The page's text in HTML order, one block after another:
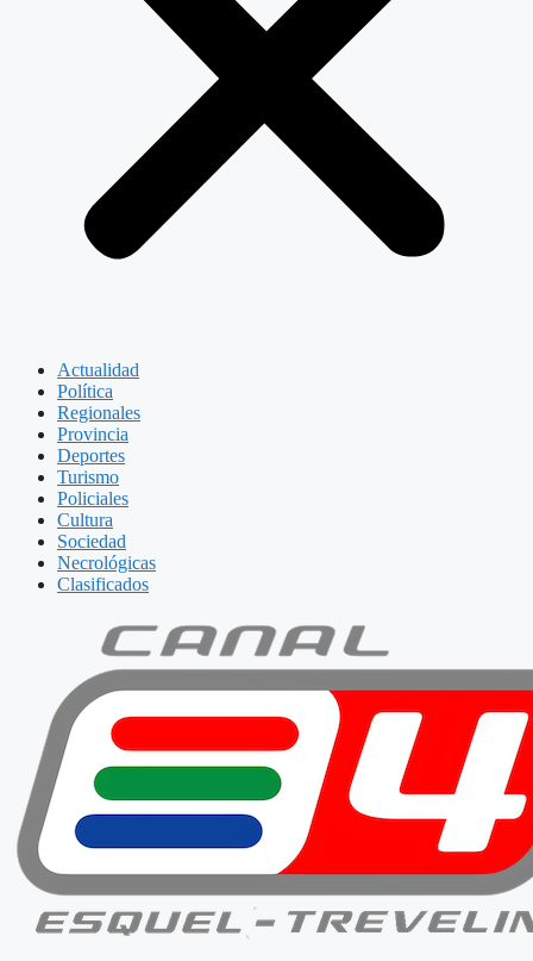
Actualidad
Política
Regionales
Provincia
Deportes
Turismo
Policiales
Cultura
Sociedad
Necrológicas
Clasificados